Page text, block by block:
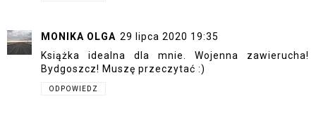
MONIKA OLGA 29 lipca 2020 19:35
Książka idealna dla mnie. Wojenna zawierucha!
Bydgoszcz! Muszę przeczytać :)
ODPOWIEDZ